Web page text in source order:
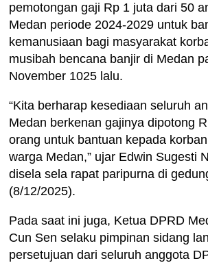
pemotongan gaji Rp 1 juta dari 50
Medan periode 2024-2029 untuk
kemanusiaan bagi masyarakat
musibah bencana banjir di Medan
November 1025 lalu.
“Kita berharap kesediaan seluruh
Medan berkenan gajinya dipotong
orang untuk bantuan kepada
warga Medan,” ujar Edwin Sugesti
disela sela rapat paripurna di
(8/12/2025).
Pada saat ini juga, Ketua DPRD
Cun Sen selaku pimpinan sidang
persetujuan dari seluruh anggota